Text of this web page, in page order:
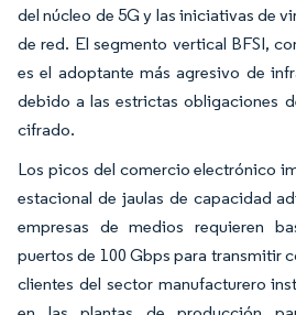
del núcleo de 5G y las iniciativas de
de red. El segmento vertical BFSI,
es el adoptante más agresivo de
debido a las estrictas obligaciones
cifrado.
Los picos del comercio electrónico
estacional de jaulas de capacidad
empresas de medios requieren
puertos de 100 Gbps para transmitir
clientes del sector manufacturero